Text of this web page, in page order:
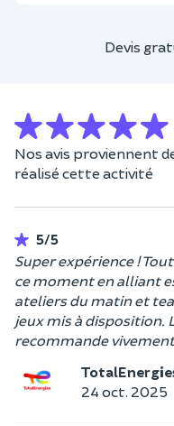
Devis
Nos avis proviennent
réalisé cette activité
5/5
Super expérience !
ce moment en alliant
ateliers du matin et
jeux mis à disposition.
recommande
24 oct. 2025